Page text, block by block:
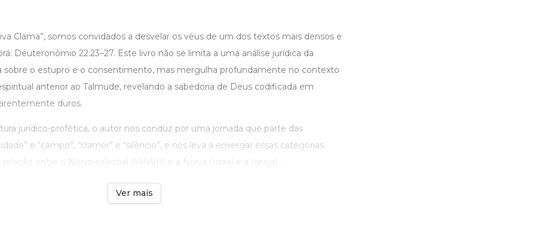
Clama”, somos convidados a desvelar os véus de um dos textos mais densos e
Deuteronômio 22:23–27. Este livro não se limita a uma análise jurídica da
sobre o estupro e o consentimento, mas mergulha profundamente no contexto
anterior ao Talmude, revelando a sabedoria de Deus codificada em
duros.
jurídico-profética, o autor nos conduz por uma jornada que parte das
e “campo”, “clamor” e “silêncio”, e nos leva a enxergar essas categorias
relação entre o Noivo celestial (YHWH) e a Noiva (Israel e a Igreja) ...
Ver mais